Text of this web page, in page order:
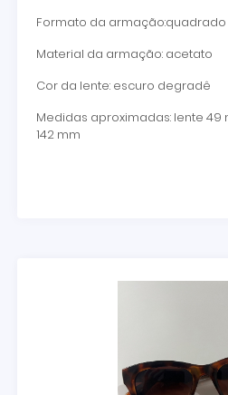
Formato da armação:quadrado
Material da armação: acetato
Cor da lente: escuro degradê
Medidas aproximadas: lente 49
142 mm